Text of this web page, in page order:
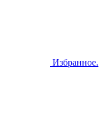
Избранное.